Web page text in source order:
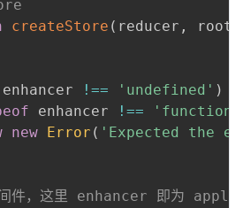
createStore ( reducer ,
enhancer !== 'undefined' )
enhancer !== 'function'
new Error ( 'Expected the
件，这里 enhancer 即为